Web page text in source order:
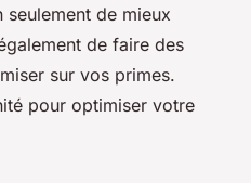
de mieux
de faire des
sur vos primes.
pour optimiser votre